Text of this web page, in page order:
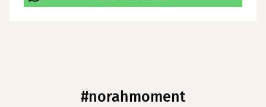
#norahmoment